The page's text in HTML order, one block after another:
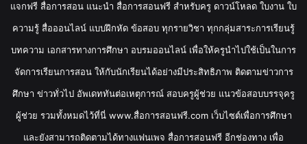
แจกฟรี สื่อการสอน แนะนำ สื่อการสอนฟรี สำหรับครู ดาวน์โหลด ใบงาน ใบ
ความรู้ สื่อออนไลน์ แบบฝึกหัด ข้อสอบ ทุกรายวิชา ทุกกลุ่มสาระการเรียนรู้
บทความ เอกสารทางการศึกษา อบรมออนไลน์ เพื่อให้ครูนำไปใช้เป็นในการ
จัดการเรียนการสอน ให้กับนักเรียนได้อย่างมีประสิทธิภาพ ติดตามข่าวการ
ศึกษา ข่าวทั่วไป อัพเดททันต่อเหตุการณ์ สอบครูผู้ช่วย แนวข้อสอบบรรจุครู
ผู้ช่วย รวมทั้งหมดไว้ที่นี่ www.สื่อการสอนฟรี.com เว็บไซต์เพื่อการศึกษา
และยังสามารถติดตามได้ทางแฟนเพจ สื่อการสอนฟรี อีกช่องทาง เพื่อ